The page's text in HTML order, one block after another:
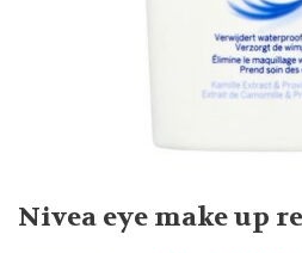
Nivea eye make up